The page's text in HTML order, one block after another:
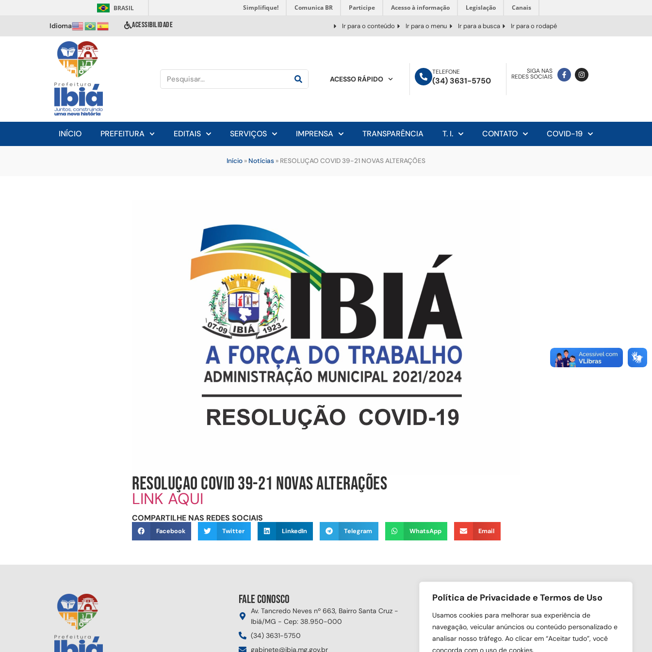
Política de Privacidade e Termos de Uso
Usamos cookies para melhorar sua experiência de
navegação, veicular anúncios ou conteúdo personalizado e
analisar nosso tráfego. Ao clicar em “Aceitar tudo”, você
concorda com o uso de cookies.
BRASIL Simplifique! Comunica BR Participe Acesso à informação Legislação Canais
Idioma ACESSIBILIDADE Ir para o conteúdo Ir para o menu Ir para a busca Ir para o rodapé
ACESSO RÁPIDO
TELEFONE
(34) 3631-5750
SIGA NAS
REDES SOCIAIS
INÍCIO PREFEITURA EDITAIS SERVIÇOS IMPRENSA TRANSPARÊNCIA T. I. CONTATO COVID-19
Início » Notícias » RESOLUÇAO COVID 39-21 NOVAS ALTERAÇÕES
RESOLUÇAO COVID 39-21 NOVAS ALTERAÇÕES
LINK AQUI
COMPARTILHE NAS REDES SOCIAIS
Facebook Twitter LinkedIn Telegram WhatsApp Email
Fale conosco
Av. Tancredo Neves nº 663, Bairro Santa Cruz -
Ibiá/MG - Cep: 38.950-000
(34) 3631-5750
gabinete@ibia.mg.gov.br
Siga nas redes sociais